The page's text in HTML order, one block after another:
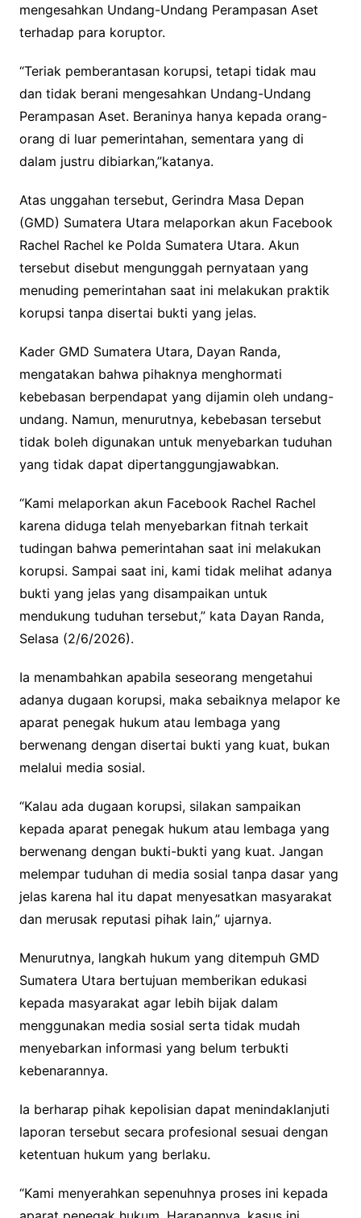
mengesahkan Undang-Undang Perampasan Aset
terhadap para koruptor.
“Teriak pemberantasan korupsi, tetapi tidak mau
dan tidak berani mengesahkan Undang-Undang
Perampasan Aset. Beraninya hanya kepada orang-
orang di luar pemerintahan, sementara yang di
dalam justru dibiarkan,”katanya.
Atas unggahan tersebut, Gerindra Masa Depan
(GMD) Sumatera Utara melaporkan akun Facebook
Rachel Rachel ke Polda Sumatera Utara. Akun
tersebut disebut mengunggah pernyataan yang
menuding pemerintahan saat ini melakukan praktik
korupsi tanpa disertai bukti yang jelas.
Kader GMD Sumatera Utara, Dayan Randa,
mengatakan bahwa pihaknya menghormati
kebebasan berpendapat yang dijamin oleh undang-
undang. Namun, menurutnya, kebebasan tersebut
tidak boleh digunakan untuk menyebarkan tuduhan
yang tidak dapat dipertanggungjawabkan.
“Kami melaporkan akun Facebook Rachel Rachel
karena diduga telah menyebarkan fitnah terkait
tudingan bahwa pemerintahan saat ini melakukan
korupsi. Sampai saat ini, kami tidak melihat adanya
bukti yang jelas yang disampaikan untuk
mendukung tuduhan tersebut,” kata Dayan Randa,
Selasa (2/6/2026).
Ia menambahkan apabila seseorang mengetahui
adanya dugaan korupsi, maka sebaiknya melapor ke
aparat penegak hukum atau lembaga yang
berwenang dengan disertai bukti yang kuat, bukan
melalui media sosial.
“Kalau ada dugaan korupsi, silakan sampaikan
kepada aparat penegak hukum atau lembaga yang
berwenang dengan bukti-bukti yang kuat. Jangan
melempar tuduhan di media sosial tanpa dasar yang
jelas karena hal itu dapat menyesatkan masyarakat
dan merusak reputasi pihak lain,” ujarnya.
Menurutnya, langkah hukum yang ditempuh GMD
Sumatera Utara bertujuan memberikan edukasi
kepada masyarakat agar lebih bijak dalam
menggunakan media sosial serta tidak mudah
menyebarkan informasi yang belum terbukti
kebenarannya.
Ia berharap pihak kepolisian dapat menindaklanjuti
laporan tersebut secara profesional sesuai dengan
ketentuan hukum yang berlaku.
“Kami menyerahkan sepenuhnya proses ini kepada